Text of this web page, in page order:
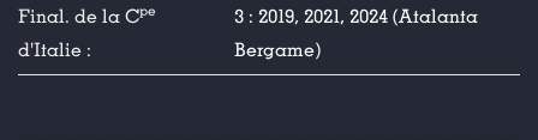
Final. de la Cpe
d'Italie :
3 : 2019, 2021, 2024 (Atalanta
Bergame)